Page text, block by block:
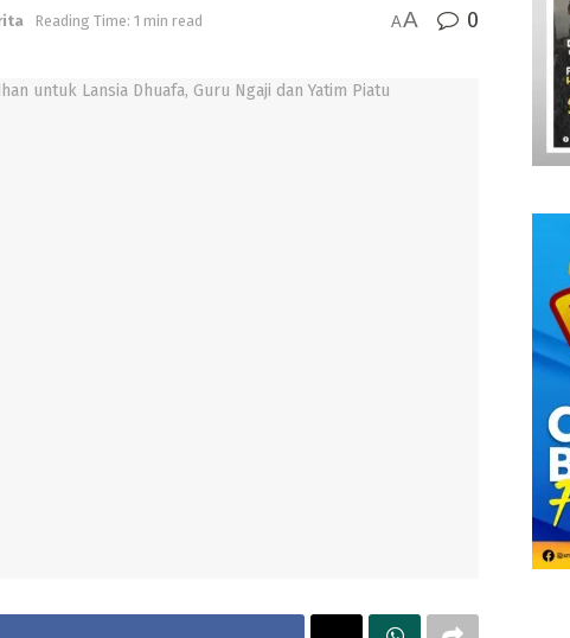
Reading Time: 1 min read AA 0